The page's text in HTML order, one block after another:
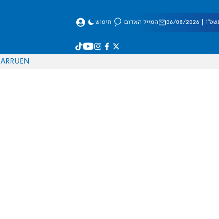
08/2026 המייל האדום חיפוש
EN
RU
AR